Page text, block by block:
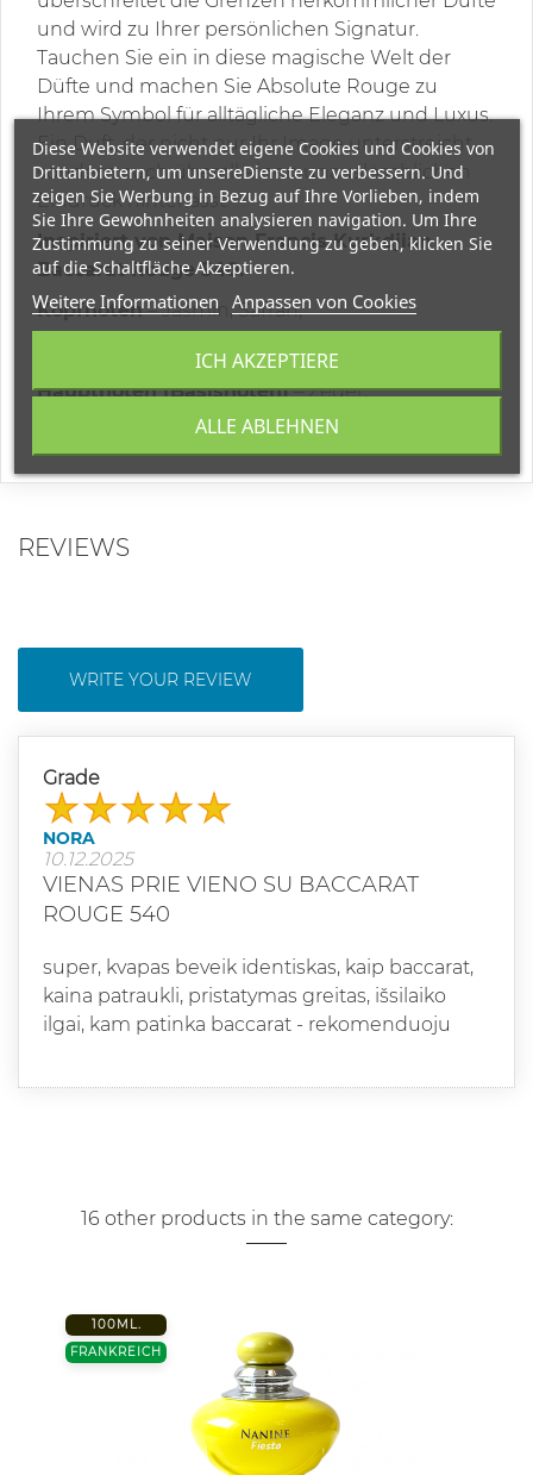
und wird zu Ihrer persönlichen Signatur.
Tauchen Sie ein in diese magische Welt der
Düfte und machen Sie Absolute Rouge zu
Ihrem Symbol für alltägliche Eleganz und Luxus.
Ein Duft, der nicht nur Ihr Image unterstreicht,
sondern auch überall einen unauslöschlichen
Eindruck hinterlässt.
Inspiriert von Maison Francis Kurkdjian
Baccarat Rouge 540.
Kopfnoten– Jasmin, Safran;
Amber, Ambra;
Hauptnoten (Basisnoten)– Zeder,
REVIEWS
WRITE YOUR REVIEW
Grade
NORA
10.12.2025
VIENAS PRIE VIENO SU BACCARAT
ROUGE 540
super, kvapas beveik identiskas, kaip baccarat,
kaina patraukli, pristatymas greitas, išsilaiko
ilgai, kam patinka baccarat - rekomenduoju
16 other products in the same category:
100ML.
FRANKREICH
Diese Website verwendet eigene Cookies und Cookies von
Drittanbietern, um unsereDienste zu verbessern. Und
zeigen Sie Werbung in Bezug auf Ihre Vorlieben, indem
Sie Ihre Gewohnheiten analysieren navigation. Um Ihre
Zustimmung zu seiner Verwendung zu geben, klicken Sie
auf die Schaltfläche Akzeptieren.
Weitere Informationen Anpassen von Cookies
ALLE ABLEHNEN
ICH AKZEPTIERE